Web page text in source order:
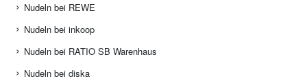
Nudeln bei REWE
Nudeln bei inkoop
Nudeln bei RATIO SB Warenhaus
Nudeln bei diska